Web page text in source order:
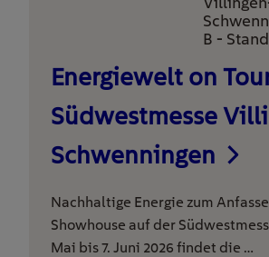
B -
Energiewelt on
Südwestmesse
Schwenningen
Nachhaltige Energie zum
Showhouse auf der
Mai bis 7. Juni 2026 findet die …